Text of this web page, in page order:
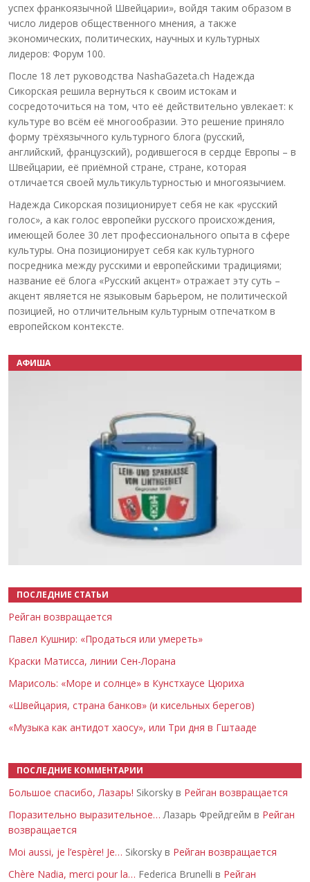
успех франкоязычной Швейцарии», войдя таким образом в
число лидеров общественного мнения, а также
экономических, политических, научных и культурных
лидеров: Форум 100.
После 18 лет руководства NashaGazeta.ch Надежда
Сикорская решила вернуться к своим истокам и
сосредоточиться на том, что её действительно увлекает: к
культуре во всём её многообразии. Это решение приняло
форму трёхязычного культурного блога (русский,
английский, французский), родившегося в сердце Европы – в
Швейцарии, её приёмной стране, стране, которая
отличается своей мультикультурностью и многоязычием.
Надежда Сикорская позиционирует себя не как «русский
голос», а как голос европейки русского происхождения,
имеющей более 30 лет профессионального опыта в сфере
культуры. Она позиционирует себя как культурного
посредника между русскими и европейскими традициями;
название её блога «Русский акцент» отражает эту суть –
акцент является не языковым барьером, не политической
позицией, но отличительным культурным отпечатком в
европейском контексте.
АФИША
ПОСЛЕДНИЕ СТАТЬИ
Рейган возвращается
Павел Кушнир: «Продаться или умереть»
Краски Матисса, линии Сен-Лорана
Марисоль: «Море и солнце» в Кунстхаусе Цюриха
«Швейцария, страна банков» (и кисельных берегов)
«Музыка как антидот хаосу», или Три дня в Гштааде
ПОСЛЕДНИЕ КОММЕНТАРИИ
Большое спасибо, Лазарь! Sikorsky в Рейган возвращается
Поразительно выразительное… Лазарь Фрейдгейм в Рейган
возвращается
Moi aussi, je l’espère! Je… Sikorsky в Рейган возвращается
Chère Nadia, merci pour la… Federica Brunelli в Рейган